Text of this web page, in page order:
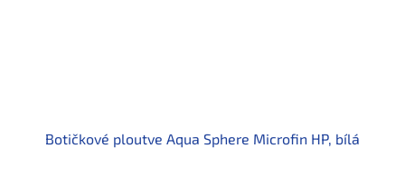
Botičkové ploutve Aqua Sphere Microfin HP, bílá